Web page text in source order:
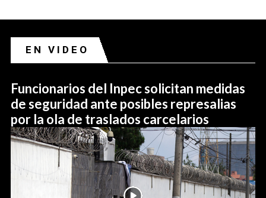
EN VIDEO
Funcionarios del Inpec solicitan medidas
de seguridad ante posibles represalias
por la ola de traslados carcelarios